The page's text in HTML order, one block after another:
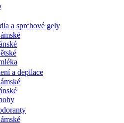
a sprchové gely
a depilace